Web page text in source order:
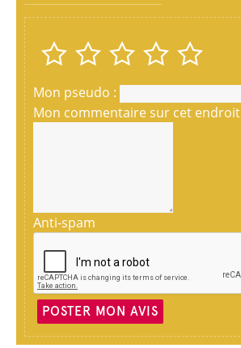
Mon pseudo :
Mon commentaire sur cet endroit
Anti-spam
POSTER MON AVIS